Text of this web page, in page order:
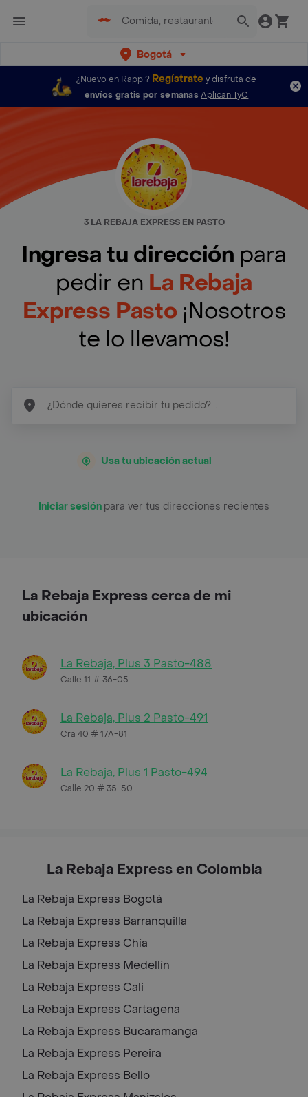
Bogotá
¿Nuevo en Rappi? Regístratey disfruta de
envíos gratis por semanas Aplican TyC
3 LA REBAJA EXPRESS EN PASTO
Ingresa tu dirección para
pedir en La Rebaja
Express Pasto ¡Nosotros
te lo llevamos!
Usa tu ubicación actual
Iniciar sesión para ver tus direcciones recientes
La Rebaja Express cerca de mi
ubicación
La Rebaja, Plus 3 Pasto-488
Calle 11 # 36-05
La Rebaja, Plus 2 Pasto-491
Cra 40 # 17A-81
La Rebaja, Plus 1 Pasto-494
Calle 20 # 35-50
La Rebaja Express en Colombia
La Rebaja Express Bogotá
La Rebaja Express Barranquilla
La Rebaja Express Chía
La Rebaja Express Medellín
La Rebaja Express Cali
La Rebaja Express Cartagena
La Rebaja Express Bucaramanga
La Rebaja Express Pereira
La Rebaja Express Bello